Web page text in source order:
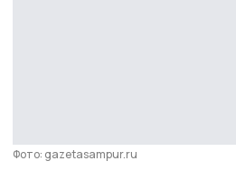
Фото: gazetasampur.ru